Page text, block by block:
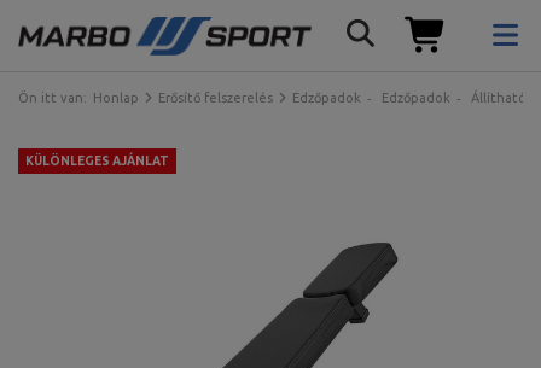
Ön itt van: Honlap Erősítő felszerelés Edzőpadok Edzőpadok Állítható
KÜLÖNLEGES AJÁNLAT